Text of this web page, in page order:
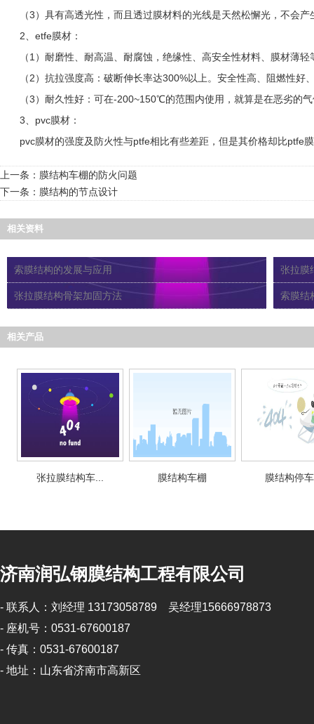
（3）具有高透光性，而且透过膜材料的光线是天然松懈光，不会产
2、etfe膜材：
（1）耐磨性、耐高温、耐腐蚀，绝缘性、高安全性材料、膜材薄轻
（2）抗拉强度高：破断伸长率达300%以上。安全性高、阻燃性好
（3）耐久性好：可在-200~150℃的范围内使用，就算是在恶劣的气
3、pvc膜材：
pvc膜材的强度及防火性与ptfe相比有些差距，但是其价格却比ptfe
上一条： 膜结构车棚的防火问题
下一条： 膜结构的节点设计
相关资料
索膜结构的发展与应用 张拉膜
张拉膜结构骨架加固方法 索膜结
相关产品
张拉膜结构车... 膜结构车棚 膜结构停
济南润弘钢膜结构工程有限公司
- 联系人：刘经理 13173058789 吴经理15666978873
- 座机号：0531-67600187
- 传真：0531-67600187
- 地址：山东省济南市高新区